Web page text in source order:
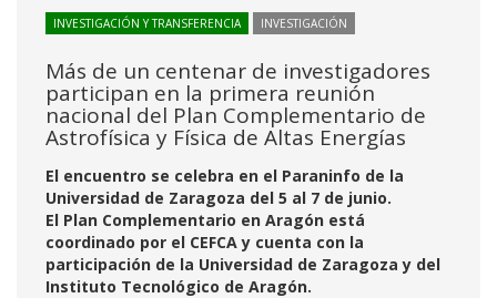
INVESTIGACIÓN Y TRANSFERENCIA INVESTIGACIÓN
Más de un centenar de investigadores
participan en la primera reunión
nacional del Plan Complementario de
Astrofísica y Física de Altas Energías
El encuentro se celebra en el Paraninfo de la
Universidad de Zaragoza del 5 al 7 de junio.
El Plan Complementario en Aragón está
coordinado por el CEFCA y cuenta con la
participación de la Universidad de Zaragoza y del
Instituto Tecnológico de Aragón.